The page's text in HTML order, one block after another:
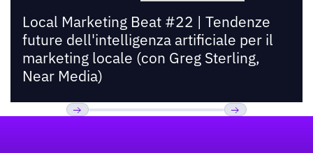
Local Marketing Beat #22 | Tendenze
future dell'intelligenza artificiale per il
marketing locale (con Greg Sterling,
Near Media)